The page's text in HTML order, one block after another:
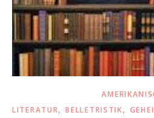
LITERATUR,BELLETRISTIK,